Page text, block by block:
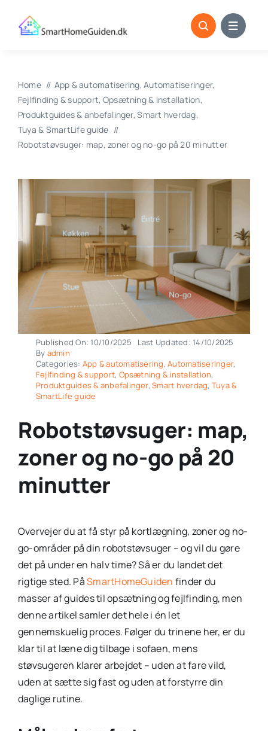
Home App & automatisering Automatiseringer
Fejlfinding & support Opsætning & installation
Produktguides & anbefalinger Smart hverdag
Tuya & SmartLife guide
Robotstøvsuger: map, zoner og no-go på 20 minutter
Published On: 10/10/2025
Last Updated: 14/10/2025
By admin
Categories: App & automatisering,Automatiseringer,
Fejlfinding & support, Opsætning & installation,
Produktguides & anbefalinger,Smart hverdag, Tuya &
SmartLife guide
Robotstøvsuger: map,
zoner og no-go på 20
minutter
Overvejer du at få styr på kortlægning, zoner og no-
go-områder på din robotstøvsuger – og vil du gøre
det på under en halv time? Så er du landet det
rigtige sted. PåSmartHomeGuiden finder du
masser af guides til opsætning og fejlfinding, men
denne artikel samler det hele i én let
gennemskuelig proces. Følger du trinene her, er du
klar til at læne dig tilbage i sofaen, mens
støvsugeren klarer arbejdet – uden at fare vild,
uden at sætte sig fast og uden at forstyrre din
daglige rutine.